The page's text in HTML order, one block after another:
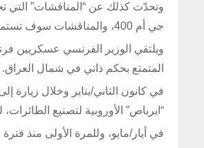
وتحدّث كذلك عن “المناقشات” التي
جي أم 400، والمناقشات سوف تستمر بشأن معدات أخرى ورادارات أخرى”.
ويلتقي الوزير الفرنسي عسكريين
المتمتع بحكم ذاتي في شمال العراق.
في كانون الثاني/يناير وخلال
“ايرباص” الأوروبية لتصنيع
في أيار/مايو، وللمرة الأولى منذ